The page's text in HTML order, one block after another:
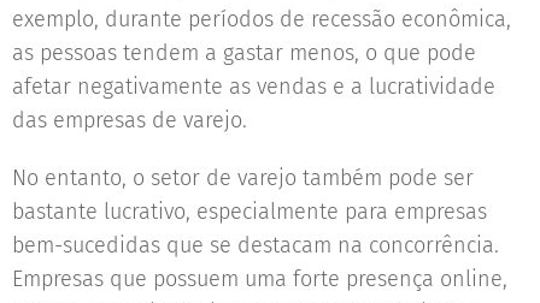
exemplo, durante períodos de recessão econômica,
as pessoas tendem a gastar menos, o que pode
afetar negativamente as vendas e a lucratividade
das empresas de varejo.
No entanto, o setor de varejo também pode ser
bastante lucrativo, especialmente para empresas
bem-sucedidas que se destacam na concorrência.
Empresas que possuem uma forte presença online,